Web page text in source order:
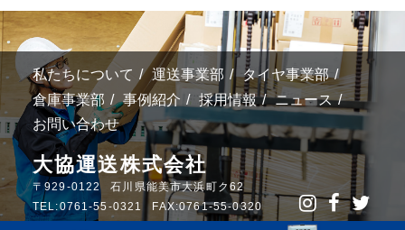
私たちについて 運送事業部
タイヤ事業部
倉庫事業部
事例紹介 採用情報
ニュース
お問い合わせ
大協運送株式会社
〒929-0122
石川県能美市大浜町ク62
TEL:0761-55-0321
FAX:0761-55-0320